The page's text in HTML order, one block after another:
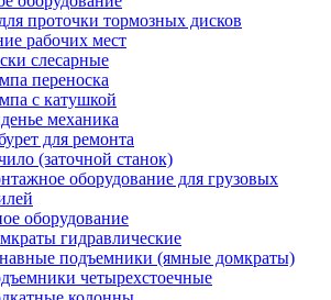
проточки тормозных дисков
рабочих мест
слесарные
переноска
с катушкой
механика
для ремонта
(заточной станок)
оборудование для грузовых
оборудование
гидравлические
подъемники (ямные домкраты)
четырехстоечные